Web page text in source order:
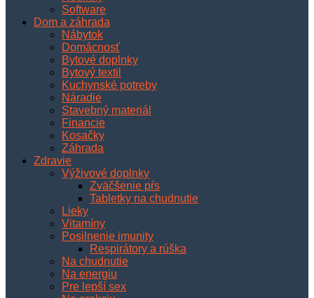
Software
Dom a záhrada
Nábytok
Domácnosť
Bytové doplnky
Bytový textil
Kuchynské potreby
Náradie
Stavebný materiál
Financie
Kosačky
Záhrada
Zdravie
Výživové doplnky
Zväčšenie pŕs
Tabletky na chudnutie
Lieky
Vitamíny
Posilnenie imunity
Respirátory a rúška
Na chudnutie
Na energiu
Pre lepší sex